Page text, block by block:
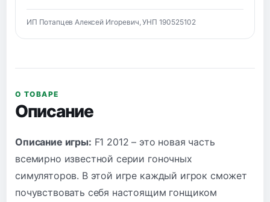
ИП Потапцев Алексей Игоревич, УНП 190525102
О ТОВАРЕ
Описание
Описание игры: F1 2012 – это новая часть
всемирно известной серии гоночных
симуляторов. В этой игре каждый игрок сможет
почувствовать себя настоящим гонщиком